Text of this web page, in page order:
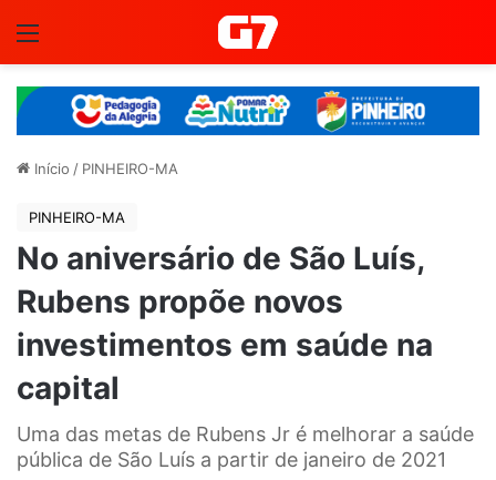
Início / PINHEIRO-MA
PINHEIRO-MA
No aniversário de São Luís,
Rubens propõe novos
investimentos em saúde na
capital
Uma das metas de Rubens Jr é melhorar a saúde
pública de São Luís a partir de janeiro de 2021